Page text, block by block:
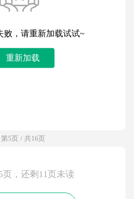
败，请重新加载试试~
重新加载
第5页 / 共16页
页，还剩11页未读